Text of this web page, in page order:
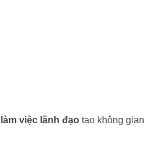
làm việc lãnh đạo tạo không gian